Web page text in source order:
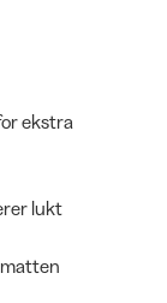
ekstra
lukt